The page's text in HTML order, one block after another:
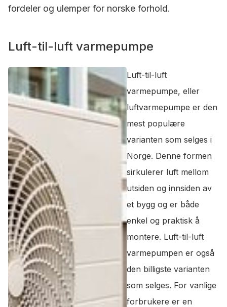
fordeler og ulemper for norske forhold.
Luft-til-luft varmepumpe
Luft-til-luft
varmepumpe, eller
luftvarmepumpe er den
mest populære
varianten som selges i
Norge. Denne formen
sirkulerer luft mellom
utsiden og innsiden av
et bygg og er både
enkel og praktisk å
montere. Luft-til-luft
varmepumpen er også
den billigste varianten
som selges. For vanlige
forbrukere er en